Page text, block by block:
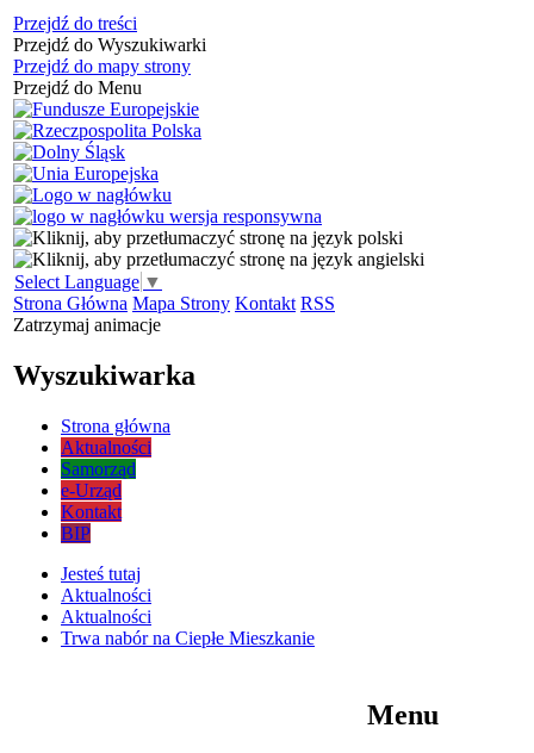
Przejdź do treści
Przejdź do Wyszukiwarki
Przejdź do mapy strony
Przejdź do Menu
Select Language ▼
Strona Główna Mapa Strony Kontakt RSS
Zatrzymaj animacje
Wyszukiwarka
Strona główna
Aktualności
Samorząd
e-Urząd
Kontakt
BIP
Jesteś tutaj
Aktualności
Aktualności
Trwa nabór na Ciepłe Mieszkanie
Menu